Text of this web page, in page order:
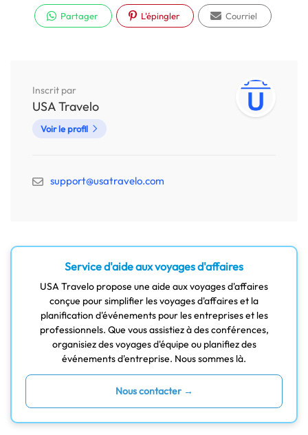
Partager L'épingler Courriel
Inscrit par
USA Travelo
Voir le profil
support@usatravelo.com
Service d'aide aux voyages d'affaires
USA Travelo propose une aide aux voyages d'affaires
conçue pour simplifier les voyages d'affaires et la
planification d'événements pour les entreprises et les
professionnels. Que vous assistiez à des conférences,
organisiez des voyages d'équipe ou planifiez des
événements d'entreprise. Nous sommes là.
Nous contacter →